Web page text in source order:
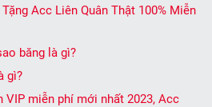
Acc Liên Quân Thật 100% Miễn
băng là gì?
gì?
VIP miễn phí mới nhất 2023, Acc